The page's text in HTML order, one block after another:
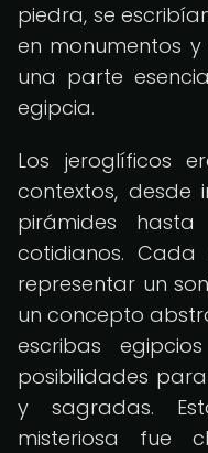
piedra, se
en monumentos
una parte
egipcia.
Los jeroglíficos
contextos, desde
pirámides
cotidianos.
representar un
un concepto
escribas
posibilidades
y sagradas.
misteriosa fue